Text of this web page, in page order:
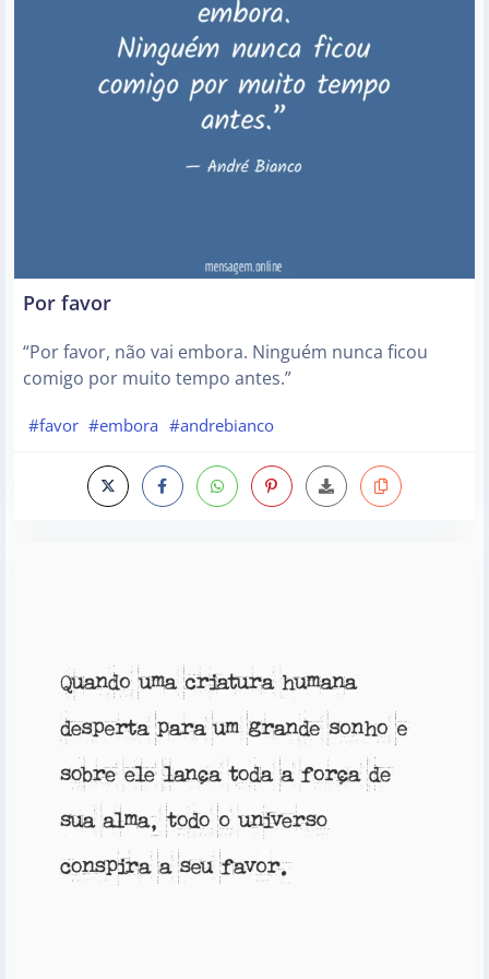
Por favor
“Por favor, não vai embora. Ninguém nunca ficou
comigo por muito tempo antes.”
#favor #embora #andrebianco